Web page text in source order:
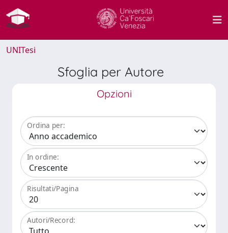
UNITesi
Sfoglia per Autore
Opzioni
Ordina per:
In ordine:
Risultati/Pagina
Autori/Record: